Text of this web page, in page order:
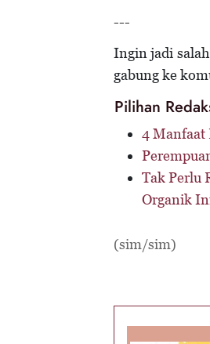
---
Ingin jadi
gabung ke
Pilihan
4 Manfaat
Tak Perlu
Organik
(sim/sim)